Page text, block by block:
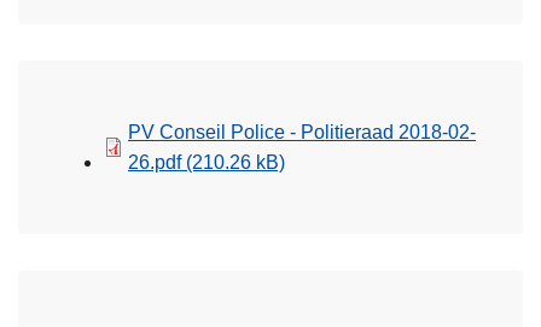
PV Conseil Police - Politieraad 2018-02-
26.pdf (210.26 kB)